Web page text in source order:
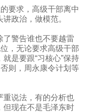
要求，高级干部离中
政治，做模范。
了警告谁也不要越雷
，无论要求高级干部
是要跟“习核心”保持
则，周永康令计划等
重说法，有的分析也
但现在不是毛泽东时